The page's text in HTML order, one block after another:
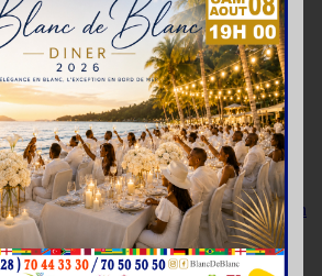
et partager des informations
à tous, telle est ma mission.
dans la sensibilisation à la sécurité
du sport et de la culture.
l’historique face-à-face de la « décrispation